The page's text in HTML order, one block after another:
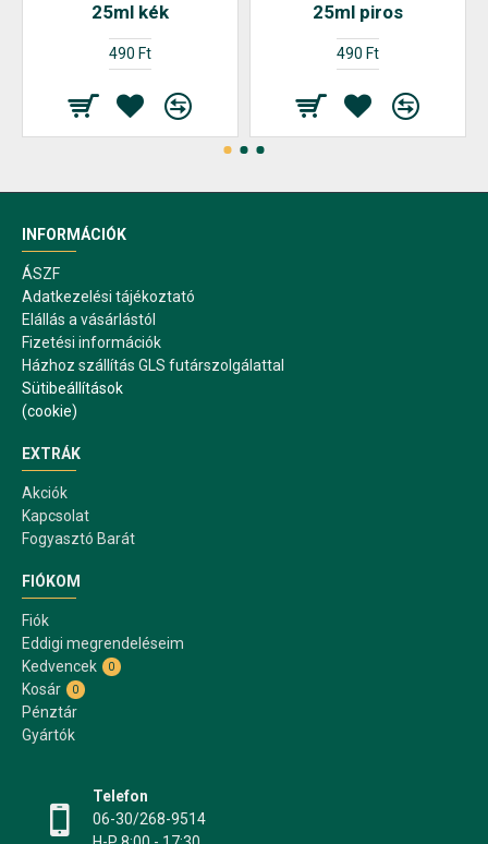
25ml kék
490 Ft
25ml piros
490 Ft
INFORMÁCIÓK
ÁSZF
Adatkezelési tájékoztató
Elállás a vásárlástól
Fizetési információk
Házhoz szállítás GLS futárszolgálattal
Sütibeállítások
(cookie)
EXTRÁK
Akciók
Kapcsolat
Fogyasztó Barát
FIÓKOM
Fiók
Eddigi megrendeléseim
Kedvencek
0
Kosár 0
Pénztár
Gyártók
Telefon
06-30/268-9514